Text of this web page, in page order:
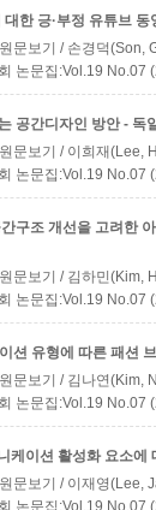
한 긍·부정 유튜브
원문보기 / 손경덕(Son,
논문집:Vol.19 No.07
공간디자인 방안 - 독
원문보기 / 이희재(Lee,
논문집:Vol.19 No.07
구조 개선을 고려한
원문보기 / 김하민(Kim,
논문집:Vol.19 No.07
션 유형에 따른 패션
원문보기 / 김나연(Kim,
논문집:Vol.19 No.07
케이션 활성화 요소에
원문보기 / 이재영(Lee,
논문집:Vol.19 No.07